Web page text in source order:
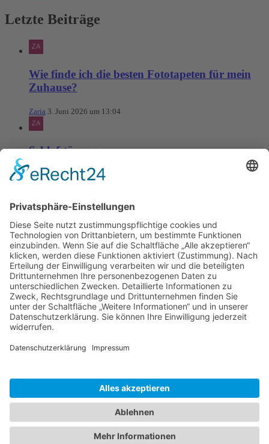
Letzte Beiträge
Wie finde ich die besten Fototapeten für mein
Zuhause?
Zaria 3. Juni 2026 um 13:04
Schlafstörungen
Zaria 3. Juni 2026 um 13:03
Ms word to PDF
Manuellsen 28. Mai 2026 um 10:31
Künstliche Intelligenz in der
Plattformentwicklung
MasonOgden 24. August 2025 um 10:58
Was habt ihr euch zuletzt gekauft?
LarsKlars 3. März 2025 um 10:08
Kontakt
Datenschutzerklärung
Nutzungsbedingungen